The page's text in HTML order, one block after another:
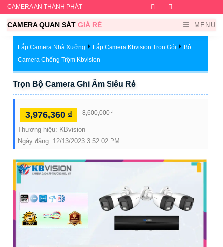
CAMERA AN THÀNH PHÁT Facebook
CAMERA QUAN SÁT GIÁ RẺ MENU
Lắp Camera Nhà Xưởng Lắp Camera Kbvision Trọn Gói
Bộ
Camera Chống Trộm Kbvision
Trọn Bộ Camera Ghi Âm Siêu Rẻ
3,976,360 ₫ 8,600,000 ₫
Thương hiệu: KBvision
Ngày đăng: 12/13/2023 3:52:02 PM